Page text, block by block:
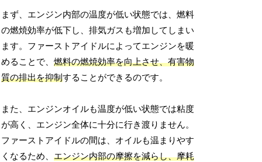
まず、エンジン内部の温度が低い状態では、燃料
の燃焼効率が低下し、排気ガスも増加してしまい
ます。ファーストアイドルによってエンジンを暖
めることで、燃料の燃焼効率を向上させ、有害物
質の排出を抑制することができるのです。
また、エンジンオイルも温度が低い状態では粘度
が高く、エンジン全体に十分に行き渡りません。
ファーストアイドルの間は、オイルも温まりやす
くなるため、エンジン内部の摩擦を減らし、摩耗